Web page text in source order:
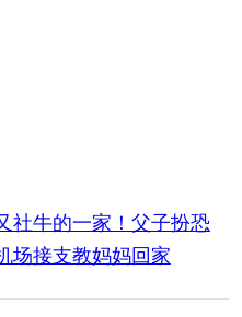
社牛的一家！父子扮恐
场接支教妈妈回家